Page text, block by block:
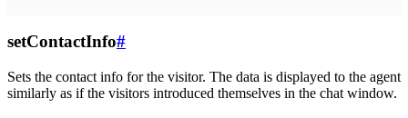
setContactInfo#
Sets the contact info for the visitor. The data is displayed to the agent
similarly as if the visitors introduced themselves in the chat window.